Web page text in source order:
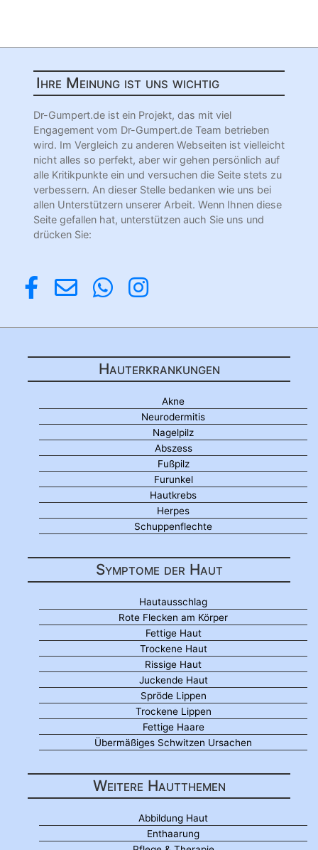
Ihre Meinung ist uns wichtig
Dr-Gumpert.de ist ein Projekt, das mit viel
Engagement vom Dr-Gumpert.de Team betrieben
wird. Im Vergleich zu anderen Webseiten ist vielleicht
nicht alles so perfekt, aber wir gehen persönlich auf
alle Kritikpunkte ein und versuchen die Seite stets zu
verbessern. An dieser Stelle bedanken wie uns bei
allen Unterstützern unserer Arbeit. Wenn Ihnen diese
Seite gefallen hat, unterstützen auch Sie uns und
drücken Sie:
Hauterkrankungen
Akne
Neurodermitis
Nagelpilz
Abszess
Fußpilz
Furunkel
Hautkrebs
Herpes
Schuppenflechte
Symptome der Haut
Hautausschlag
Rote Flecken am Körper
Fettige Haut
Trockene Haut
Rissige Haut
Juckende Haut
Spröde Lippen
Trockene Lippen
Fettige Haare
Übermäßiges Schwitzen Ursachen
Weitere Hautthemen
Abbildung Haut
Enthaarung